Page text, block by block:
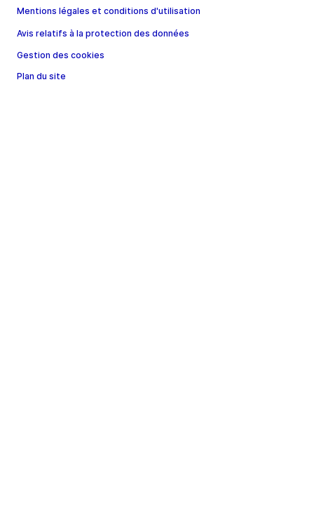
Mentions légales et conditions d'utilisation
Avis relatifs à la protection des données
Gestion des cookies
Plan du site